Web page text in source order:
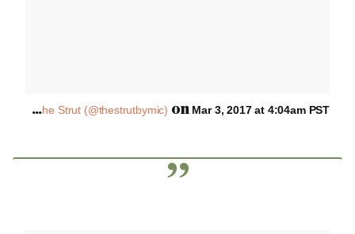
A
post shared by The Strut (@thestrutbymic) on Mar 3, 2017 at 4:04am PST